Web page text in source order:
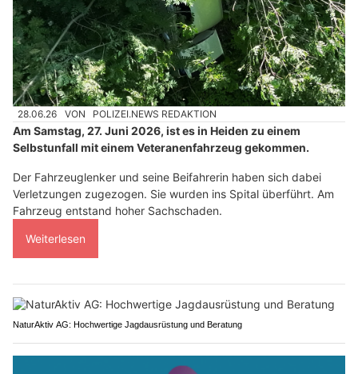
28.06.26 VON POLIZEI.NEWS REDAKTION
Am Samstag, 27. Juni 2026, ist es in Heiden zu einem
Selbstunfall mit einem Veteranenfahrzeug gekommen.
Der Fahrzeuglenker und seine Beifahrerin haben sich dabei
Verletzungen zugezogen. Sie wurden ins Spital überführt. Am
Fahrzeug entstand hoher Sachschaden.
Weiterlesen
NaturAktiv AG: Hochwertige Jagdausrüstung und Beratung